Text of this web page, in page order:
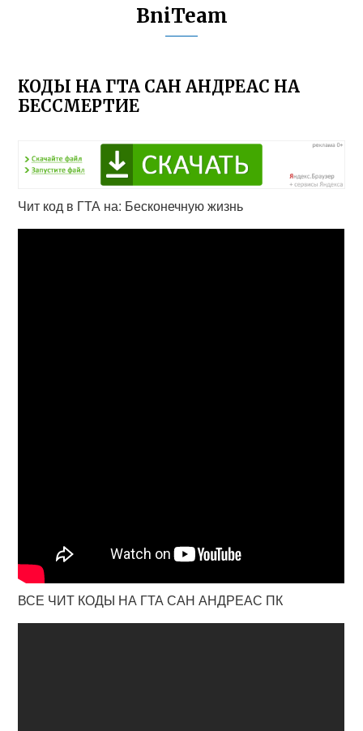
BniTeam
КОДЫ НА ГТА САН АНДРЕАС НА
БЕССМЕРТИЕ
Чит код в ГТА на: Бесконечную жизнь
ВСЕ ЧИТ КОДЫ НА ГТА САН АНДРЕАС ПК